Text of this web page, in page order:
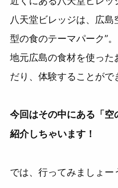
八天堂ビレッジは、広島
型の食のテーマパーク”。
地元広島の食材を使っ
だり、体験することがで
今回はその中にある「空
紹介しちゃいます！
では、行ってみましょー